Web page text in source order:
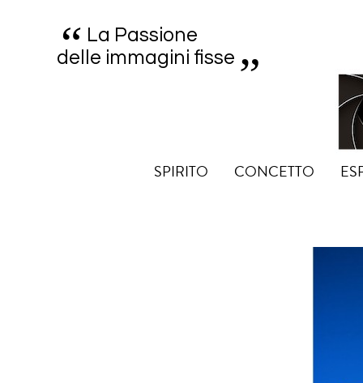
“ La Passione
delle immagini fisse „
SPIRITO CONCETTO